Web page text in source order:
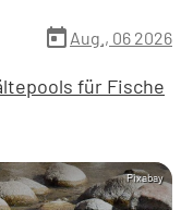
today Aug., 06 2026
für Fische
Pixabay